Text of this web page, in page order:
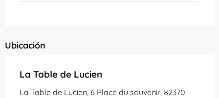
Ubicación
La Table de Lucien
La Table de Lucien, 6 Place du souvenir, 82370